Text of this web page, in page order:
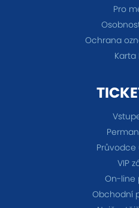
Pro
Ochrana
Karta
VIP
On-line
Obchodní